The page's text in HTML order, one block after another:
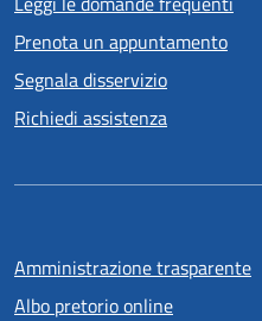
Prenota un appuntamento
Segnala disservizio
Richiedi assistenza
Amministrazione trasparente
Albo pretorio online